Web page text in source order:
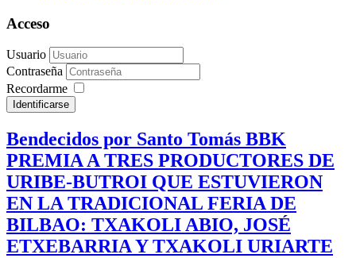
Acceso
Usuario
Contraseña
Recordarme
Identificarse
Bendecidos por Santo Tomás BBK
PREMIA A TRES PRODUCTORES DE
URIBE-BUTROI QUE ESTUVIERON
EN LA TRADICIONAL FERIA DE
BILBAO: TXAKOLI ABIO, JOSÉ
ETXEBARRIA Y TXAKOLI URIARTE